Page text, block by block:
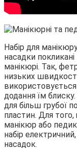
Набір для
насадки
манікюрі. Так,
низьких
використовується
додання їм
для більш грубої
пластин. Для
манікюр або
набір
насадок.